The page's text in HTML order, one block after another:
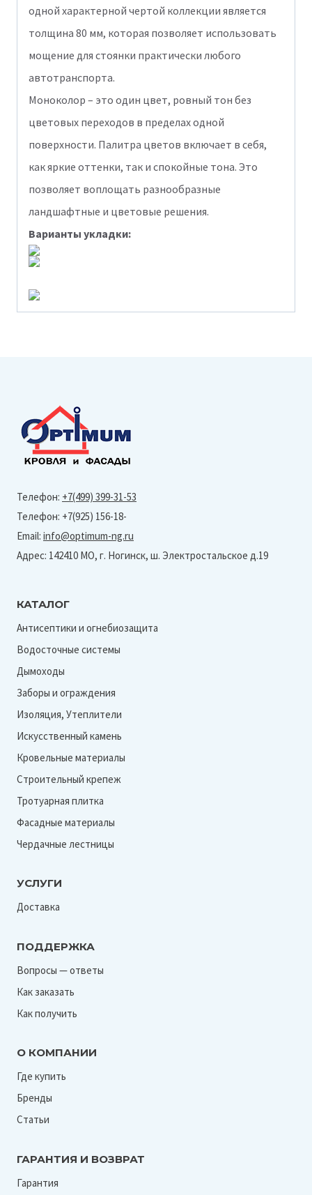
одной характерной чертой коллекции является
толщина 80 мм, которая позволяет использовать
мощение для стоянки практически любого
автотранспорта.
Моноколор – это один цвет, ровный тон без
цветовых переходов в пределах одной
поверхности. Палитра цветов включает в себя,
как яркие оттенки, так и спокойные тона. Это
позволяет воплощать разнообразные
ландшафтные и цветовые решения.
Варианты укладки:
Телефон: +7(499) 399-31-53
Телефон: +7(925) 156-18-
Email: info@optimum-ng.ru
Адрес: 142410 МО, г. Ногинск, ш. Электростальское д.19
КАТАЛОГ
Антисептики и огнебиозащита
Водосточные системы
Дымоходы
Заборы и ограждения
Изоляция, Утеплители
Искусственный камень
Кровельные материалы
Строительный крепеж
Тротуарная плитка
Фасадные материалы
Чердачные лестницы
УСЛУГИ
Доставка
ПОДДЕРЖКА
Вопросы — ответы
Как заказать
Как получить
О КОМПАНИИ
Где купить
Бренды
Статьи
ГАРАНТИЯ И ВОЗВРАТ
Гарантия